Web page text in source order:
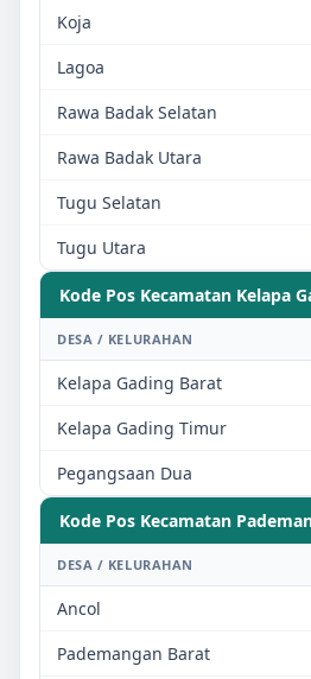
Koja
Lagoa
Rawa Badak Selatan
Rawa Badak Utara
Tugu Selatan
Tugu Utara
Kode Pos Kecamatan Kelapa
DESA / KELURAHAN
Kelapa Gading Barat
Kelapa Gading Timur
Pegangsaan Dua
Kode Pos Kecamatan
DESA / KELURAHAN
Ancol
Pademangan Barat